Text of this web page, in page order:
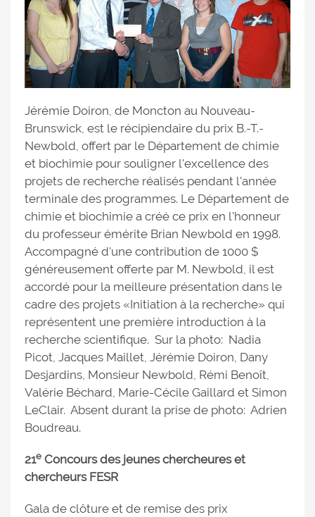
Jérémie Doiron, de Moncton au Nouveau-
Brunswick, est le récipiendaire du prix B.-T.-
Newbold, offert par le Département de chimie
et biochimie pour souligner l'excellence des
projets de recherche réalisés pendant l'année
terminale des programmes. Le Département de
chimie et biochimie a créé ce prix en l'honneur
du professeur émérite Brian Newbold en 1998.
Accompagné d'une contribution de 1000 $
généreusement offerte par M. Newbold, il est
accordé pour la meilleure présentation dans le
cadre des projets «Initiation à la recherche» qui
représentent une première introduction à la
recherche scientifique. Sur la photo: Nadia
Picot, Jacques Maillet, Jérémie Doiron, Dany
Desjardins, Monsieur Newbold, Rémi Benoît,
Valérie Béchard, Marie-Cécile Gaillard et Simon
LeClair. Absent durant la prise de photo: Adrien
Boudreau.
21e Concours des jeunes chercheures et
chercheurs FESR
Gala de clôture et de remise des prix